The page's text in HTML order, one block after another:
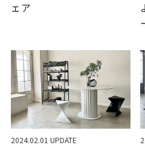
ェア
2024.02.01 UPDATE